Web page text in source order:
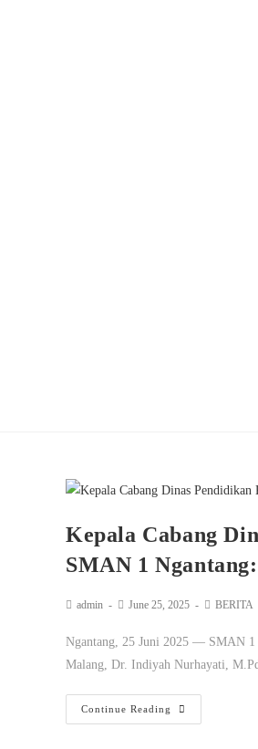
Kepala Cabang
SMAN 1
admin June 25, 2025 BERITA
Ngantang, 25 Juni 2025 — SMAN 1
Malang, Dr. Indiyah Nurhayati,
Continue Reading